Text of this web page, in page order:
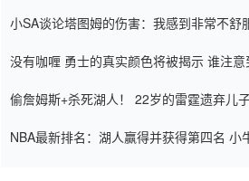
小SA谈论塔图姆的伤害：我感到非常不舒
没有咖喱 勇士的真实颜色将被揭示 谁注意
偷詹姆斯+杀死湖人！ 22岁的雷霆遗弃儿
NBA最新排名：湖人赢得并获得第四名 小